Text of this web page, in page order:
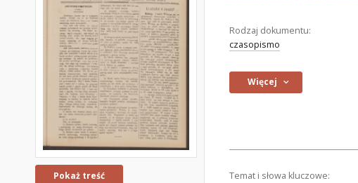
Pokaż treść
Rodzaj dokumentu:
czasopismo
Więcej
Temat i słowa kluczowe: